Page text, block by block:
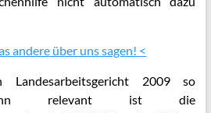
andere über uns sagen! <
2009 so
relevant ist die